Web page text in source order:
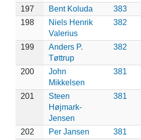
197 Bent Koluda
383
198
Niels Henrik
Valerius
382
199
Anders P.
Tøttrup
382
200
John
Mikkelsen
381
201
Steen
Højmark-
Jensen
381
202 Per Jansen
381